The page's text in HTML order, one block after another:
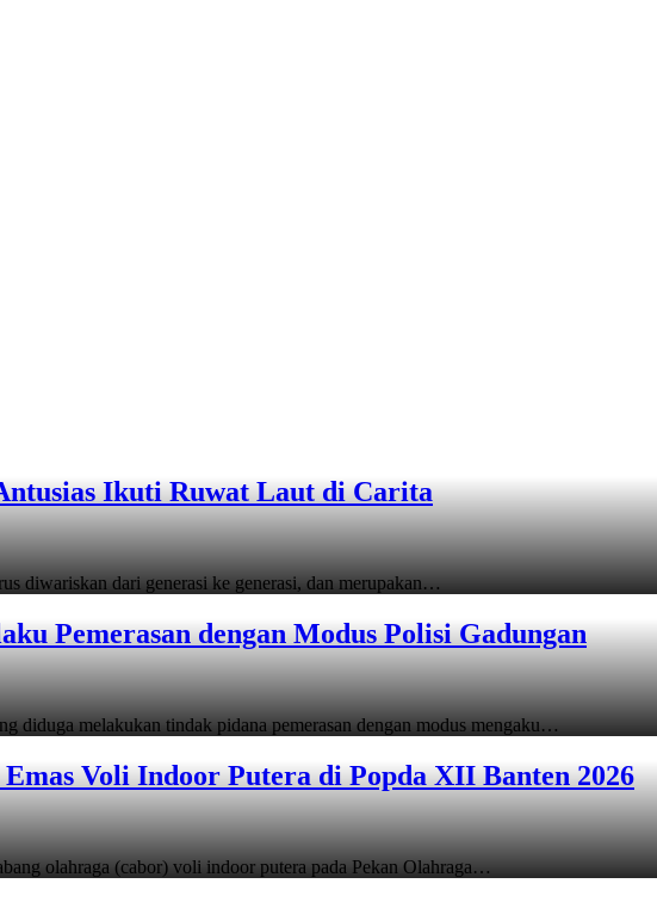
Ikuti Ruwat Laut di Carita
diwariskan dari generasi ke generasi, dan merupakan…
Pemerasan dengan Modus Polisi Gadungan
diduga melakukan tindak pidana pemerasan dengan modus mengaku…
Voli Indoor Putera di Popda XII Banten 2026
olahraga (cabor) voli indoor putera pada Pekan Olahraga…